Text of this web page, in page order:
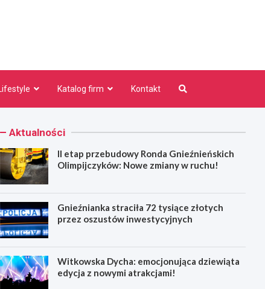
Lifestyle Katalog firm Kontakt
Aktualności
II etap przebudowy Ronda Gnieźnieńskich
Olimpijczyków: Nowe zmiany w ruchu!
Gnieźnianka straciła 72 tysiące złotych
przez oszustów inwestycyjnych
Witkowska Dycha: emocjonująca dziewiąta
edycja z nowymi atrakcjami!